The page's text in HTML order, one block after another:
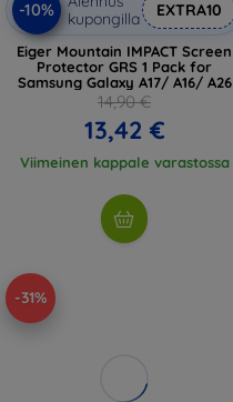
-10%
kupongilla
EXTRA10
Eiger Mountain IMPACT Screen
Protector GRS 1 Pack for
Samsung Galaxy A17/ A16/ A26
14,90 €
13,42 €
Viimeinen kappale varastossa
-31%